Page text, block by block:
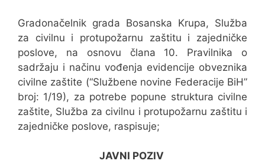
Gradonačelnik grada Bosanska Krupa, Služba
za civilnu i protupožarnu zaštitu i zajedničke
poslove, na osnovu člana 10. Pravilnika o
sadržaju i načinu vođenja evidencije obveznika
civilne zaštite (“Službene novine Federacije BiH”
broj: 1/19), za potrebe popune struktura civilne
zaštite, Služba za civilnu i protupožarnu zaštitu i
zajedničke poslove, raspisuje;
JAVNI POZIV